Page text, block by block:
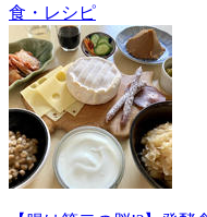
食・レシピ